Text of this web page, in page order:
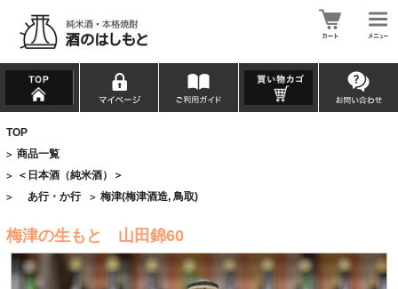
TOP
> 商品一覧
> ＜日本酒（純米酒）＞
> あ行・か行 > 梅津(梅津酒造, 鳥取)
梅津の生もと 山田錦60